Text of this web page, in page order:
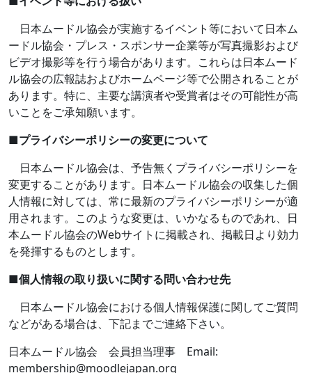
日本ムードル協会が実施するイベント等において日本ム
ードル協会・プレス・スポンサー企業等が写真撮影および
ビデオ撮影等を行う場合があります。これらは日本ムード
ル協会の広報誌およびホームページ等で公開されることが
あります。特に、主要な講演者や受賞者はその可能性が高
いことをご承知願います。
■プライバシーポリシーの変更について
日本ムードル協会は、予告無くプライバシーポリシーを
変更することがあります。日本ムードル協会の収集した個
人情報に対しては、常に最新のプライバシーポリシーが適
用されます。このような変更は、いかなるものであれ、日
本ムードル協会のWebサイトに掲載され、掲載日より効力
を発揮するものとします。
■個人情報の取り扱いに関する問い合わせ先
日本ムードル協会における個人情報保護に関してご質問
などがある場合は、下記までご連絡下さい。
日本ムードル協会 会員担当理事 Email:
membership@moodlejapan.org